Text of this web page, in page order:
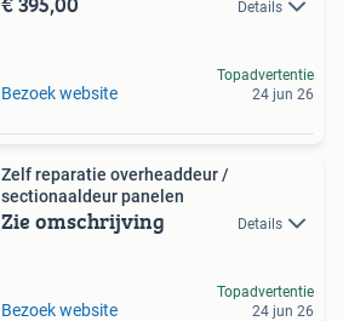
Details
Bezoek website
Topadvertentie
24 jun 26
Zelf reparatie overheaddeur /
sectionaaldeur panelen
Zie omschrijving Details
Bezoek website
Topadvertentie
24 jun 26